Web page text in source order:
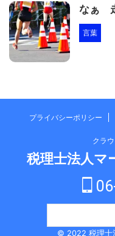
なぁ
言葉
プライバシーポリシー
クラ
税理士法人マ
© 2022 税理士